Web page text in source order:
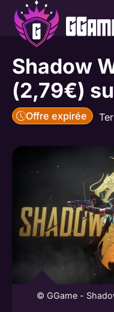
Aller
contenu
Shadow
(2,79€)
Offre expirée
© GGame -